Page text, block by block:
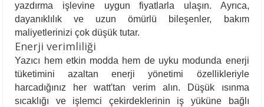
yazdırma işlevine uygun fiyatlarla ulaşın. Ayrıca,
dayanıklılık ve uzun ömürlü bileşenler, bakım
maliyetlerinizi çok düşük tutar.
Enerji verimliliği
Yazıcı hem etkin modda hem de uyku modunda enerji
tüketimini azaltan enerji yönetimi özellikleriyle
harcadığınız her watt'tan verim alın. Düşük ısınma
sıcaklığı ve işlemci çekirdeklerinin iş yüküne bağlı